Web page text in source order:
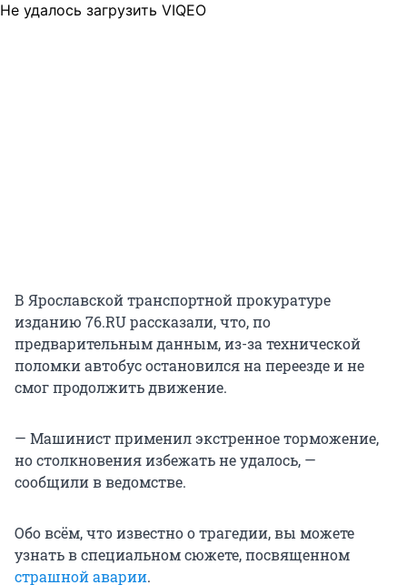
Не удалось загрузить VIQEO
В Ярославской транспортной прокуратуре
изданию 76.RU рассказали, что, по
предварительным данным, из-за технической
поломки автобус остановился на переезде и не
смог продолжить движение.
— Машинист применил экстренное торможение,
но столкновения избежать не удалось, —
сообщили в ведомстве.
Обо всём, что известно о трагедии, вы можете
узнать в специальном сюжете, посвященном
страшной аварии.